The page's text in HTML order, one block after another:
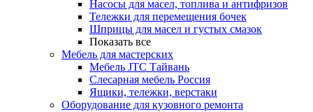
Насосы для масел, топлива и антифризов
Тележки для перемещения бочек
Шприцы для масел и густых смазок
Показать все
Мебель для мастерских
Мебель JTC Тайвань
Слесарная мебель Россия
Ящики, тележки, верстаки
Оборудование для кузовного ремонта